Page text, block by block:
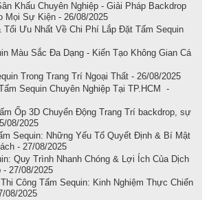
Khấu Chuyên Nghiệp - Giải Pháp Backdrop
Mọi Sự Kiện - 26/08/2025
Tối Ưu Nhất Về Chi Phí Lắp Đặt Tấm Sequin
Màu Sắc Đa Dạng - Kiến Tạo Không Gian Cá
Trong Trang Trí Ngoại Thất - 26/08/2025
Sequin Chuyên Nghiệp Tại TP.HCM -
Ốp 3D Chuyển Động Trang Trí backdrop, sự
08/2025
Sequin: Những Yếu Tố Quyết Định & Bí Mật
- 27/08/2025
Quy Trình Nhanh Chóng & Lợi Ích Của Dịch
- 27/08/2025
Công Tấm Sequin: Kinh Nghiệm Thực Chiến
08/2025